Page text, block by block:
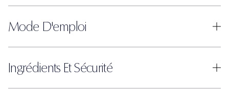
Mode D'emploi
Ingrédients Et Sécurité